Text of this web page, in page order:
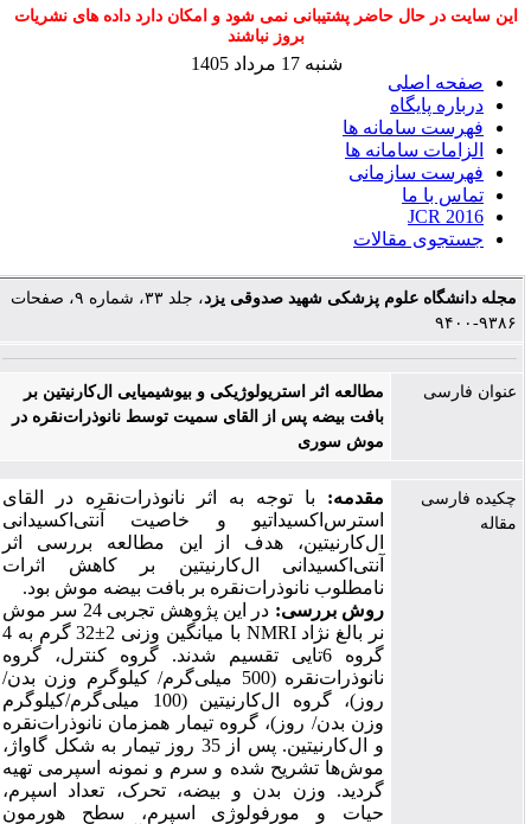
این سایت در حال حاضر پشتیبانی نمی شود و امکان دارد داده های نشریات
بروز نباشند
صفحه اصلی
درباره پایگاه
فهرست سامانه ها
الزامات سامانه ها
فهرست سازمانی
تماس با ما
JCR 2016
جستجوی مقالات
شنبه 17 مرداد 1405
مجله دانشگاه علوم پزشکی شهید صدوقی یزد
، جلد ۳۳، شماره ۹، صفحات
۹۳۸۶-۹۴۰۰
عنوان فارسی
مطالعه اثر استریولوژیکی و بیوشیمیایی ال‌کارنیتین بر
بافت بیضه پس از القای سمیت توسط نانوذرات‌نقره در
موش سوری
چکیده فارسی
مقاله
مقدمه:
با توجه به اثر نانوذرات‌نقره در القای
استرس‌اکسیداتیو و خاصیت آنتی‌اکسیدانی
ال‌کارنیتین، هدف از این مطالعه بررسی اثر
آنتی‌اکسیدانی ال‌کارنیتین بر کاهش اثرات
نامطلوب نانوذرات‌نقره بر بافت بیضه موش بود.
روش بررسی:
در این پژوهش تجربی 24 سر موش
نر بالغ نژادNMRIبا میانگین وزنی 2 ±
32 گرم به 4
گروه 6تایی تقسیم شدند.
گروه کنترل، گروه
نانو‌ذرات‌نقره (500 میلی‌گرم/ کیلوگرم وزن بدن/
روز)، گروه ال‌کارنیتین (100 میلی‌گرم/کیلوگرم
وزن بدن/ روز)، گروه تیمار همزمان نانوذرات‌نقره
و ال‌کارنیتین. پس از 35 روز تیمار به شکل گاواژ،
موش‌ها تشریح شده و سرم و نمونه اسپرمی تهیه
گردید. وزن بدن و بیضه، تحرک، تعداد اسپرم،
حیات و مورفولوژی اسپرم، سطح هورمون